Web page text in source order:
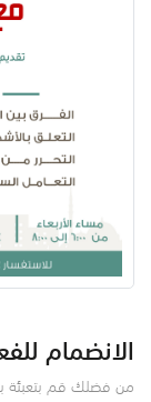
الانضمام
من فضلك قم بتعبئة